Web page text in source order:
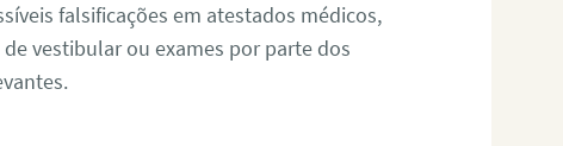
falsificações em atestados médicos,
vestibular ou exames por parte dos